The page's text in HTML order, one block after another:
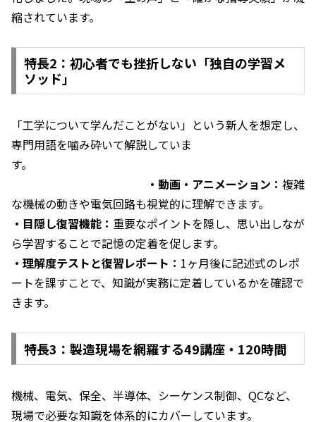
縮されています。
特長2：初心者でも挫折しない「独自の学習メ
ソッド」
「工学について学んだことがない」という新人を想定し、
専門用語を噛み砕いて解説していま
す。
・動画・アニメーション： 複雑
な機械の動きや電気回路も視覚的に理解できます。
・目隠し復習機能： 重要なポイントを隠し、思い出しなが
ら学習することで記憶の定着を促します。
・理解度テストと復習レポート： 1ヶ月後に記述式のレポ
ートを課すことで、知識が実務に定着しているかを確認で
きます。
特長3：製造現場を網羅する49講座・120時間
機械、電気、保全、半導体、シーケンス制御、QCなど、
現場で必要な知識を体系的にカバーしています。